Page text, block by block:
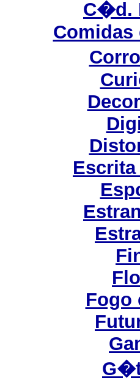
C�d.
Comidas
Escrita
Fogo